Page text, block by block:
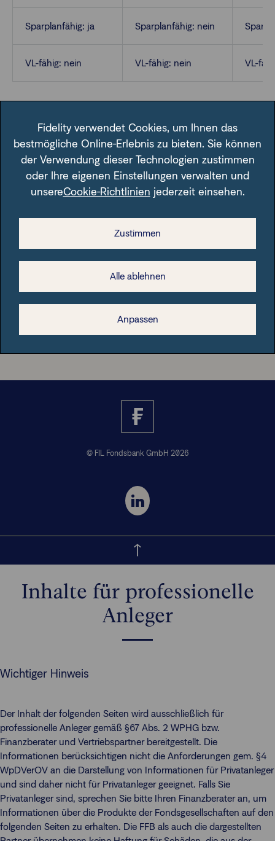
Sparplanfähig: ja Sparplanfähig: nein
VL-fähig: nein VL-fähig: nein VL-
Im Fondsfinder der FFB unter der angegebenen ISIN.
Nützliche Informationen
© FIL Fondsbank GmbH 2026
Inhalte für professionelle
Anleger
Wichtiger Hinweis
Der Inhalt der folgenden Seiten wird ausschließlich für
professionelle Anleger gemäß §67 Abs. 2 WPHG bzw.
Finanzberater und Vertriebspartner bereitgestellt. Die
Informationen berücksichtigen nicht die Anforderungen gem. §4
WpDVerOV an die Darstellung von Informationen für Privatanleger
und sind daher nicht für Privatanleger geeignet. Falls Sie
Privatanleger sind, sprechen Sie bitte Ihren Finanzberater an, um
Informationen über die Produkte der Fondsgesellschaften auf den
folgenden Seiten zu erhalten. Die FFB als auch die dargestellten
Fidelity verwendet Cookies, um Ihnen das
bestmögliche Online-Erlebnis zu bieten. Sie können
der Verwendung dieser Technologien zustimmen
oder Ihre eigenen Einstellungen verwalten und
unsereCookie-Richtlinien jederzeit einsehen.
Zustimmen
Alle ablehnen
Anpassen